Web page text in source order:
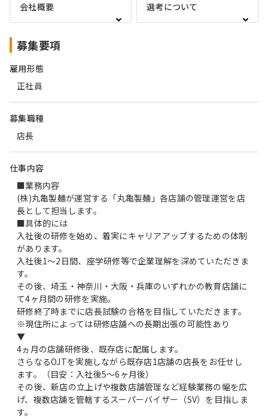
会社概要 選考について
募集要項
雇用形態
正社員
募集職種
店長
仕事内容
■業務内容
(株)丸亀製麺が運営する「丸亀製麺」各店舗の管理運営を店
長として担当します。
■具体的には
入社後の研修を始め、着実にキャリアアップするための体制
があります。
入社後1～2日間、座学研修等で企業理解を深めていただきま
す。
その後、埼玉・神奈川・大阪・兵庫のいずれかの教育店舗に
て4ヶ月間の研修を実施。
研修終了時までに店長試験の合格を目指していただきます。
※現住所によっては研修店舗への長期出張の可能性あり
▼
4ヵ月の店舗研修後、既存店に配属します。
さらなるOJTを実施しながら既存店1店舗の店長をお任せし
ます。（目安：入社後5～6ヶ月後）
その後、新店の立上げや複数店舗管理など経験業務の幅を広
げ、複数店舗を管轄するスーパーバイザー（SV）を目指しま
す。